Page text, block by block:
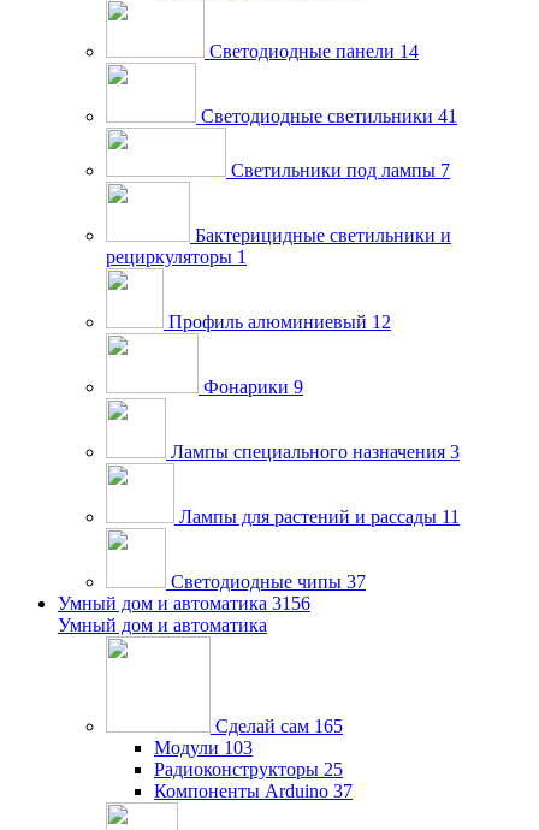
Светодиодные панели 14
Светодиодные светильники 41
Светильники под лампы 7
Бактерицидные светильники и
рециркуляторы 1
Профиль алюминиевый 12
Фонарики 9
Лампы специального назначения 3
Лампы для растений и рассады 11
Светодиодные чипы 37
Умный дом и автоматика 3156
Умный дом и автоматика
Сделай сам 165
Модули 103
Радиоконструкторы 25
Компоненты Arduino 37